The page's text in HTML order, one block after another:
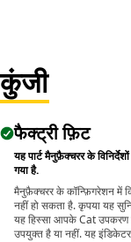
कुंजी
फैक्ट्री फ़िट
यह पार्ट मैनुफ़ैक्चरर के
गया है.
मैनुफ़ैक्चरर के कॉन्फ़िगरेशन में
नहीं हो सकता है. कृपया यह
यह हिस्सा आपके Cat उपकरण
उपयुक्त है या नहीं. यह इंडिकेटर